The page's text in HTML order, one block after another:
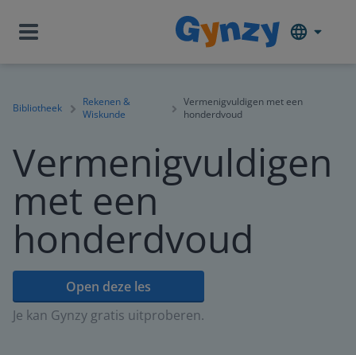
Bibliotheek
Rekenen &
Wiskunde
Vermenigvuldigen met een
honderdvoud
Vermenigvuldigen
met een
honderdvoud
Open deze les
Je kan Gynzy gratis uitproberen.